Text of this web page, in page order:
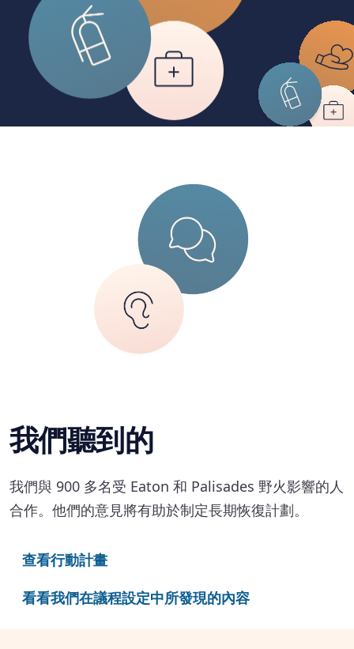
我們聽到的
我們與 900 多名受 Eaton 和 Palisades 野火影響的人
合作。他們的意見將有助於制定長期恢復計劃。
查看行動計畫
看看我們在議程設定中所發現的內容